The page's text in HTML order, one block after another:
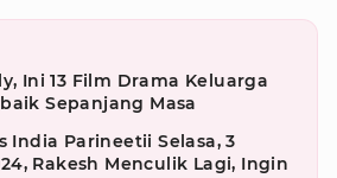
Ini 13 Film Drama Keluarga
Sepanjang Masa
India Parineetii Selasa, 3
Rakesh Menculik Lagi, Ingin